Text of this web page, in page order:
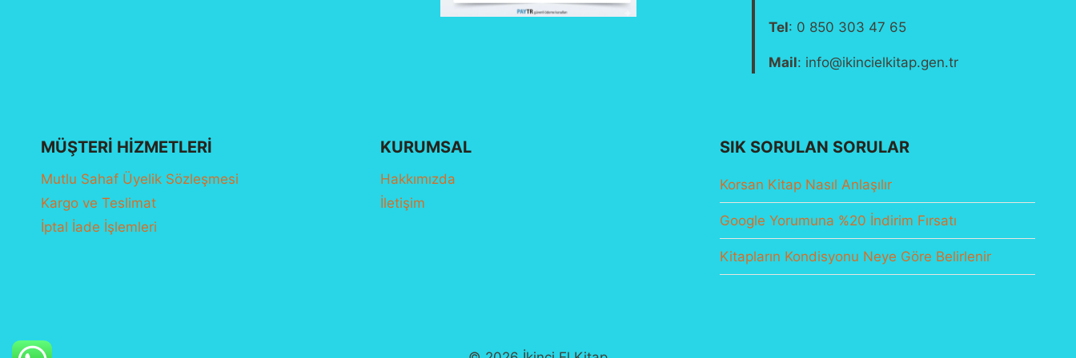
Tel: 0 850 303 47 65
Mail: info@ikincielkitap.gen.tr
MÜŞTERI HIZMETLERI
Mutlu Sahaf Üyelik Sözleşmesi
Kargo ve Teslimat
İptal İade İşlemleri
KURUMSAL
Hakkımızda
İletişim
SIK SORULAN SORULAR
Korsan Kitap Nasıl Anlaşılır
Google Yorumuna %20 İndirim Fırsatı
Kitapların Kondisyonu Neye Göre Belirlenir